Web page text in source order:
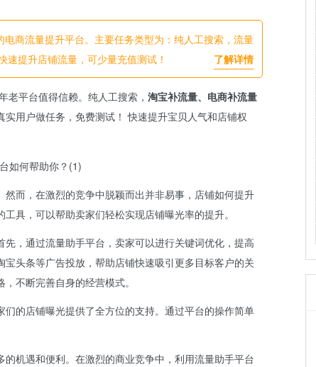
商流量提升平台。主要任务类型为：纯人工搜索，流量
提升店铺流量，可少量充值测试！
了解详情
老平台值得信赖。纯人工搜索， 淘宝补流量、电商补流量
用户做任务，免费测试！ 快速提升宝贝人气和店铺权
而，在激烈的竞争中脱颖而出并非易事，店铺如何提升
具，可以帮助卖家们轻松实现店铺曝光率的提升。
，通过流量助手平台，卖家可以进行关键词优化，提高
头条等广告投放，帮助店铺快速吸引更多目标客户的关
不断完善自身的经营模式。
的店铺曝光提供了全方位的支持。通过平台的操作简单
机遇和便利。在激烈的商业竞争中，利用流量助手平台